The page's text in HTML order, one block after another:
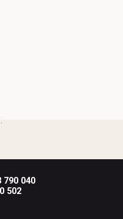
790 040
502